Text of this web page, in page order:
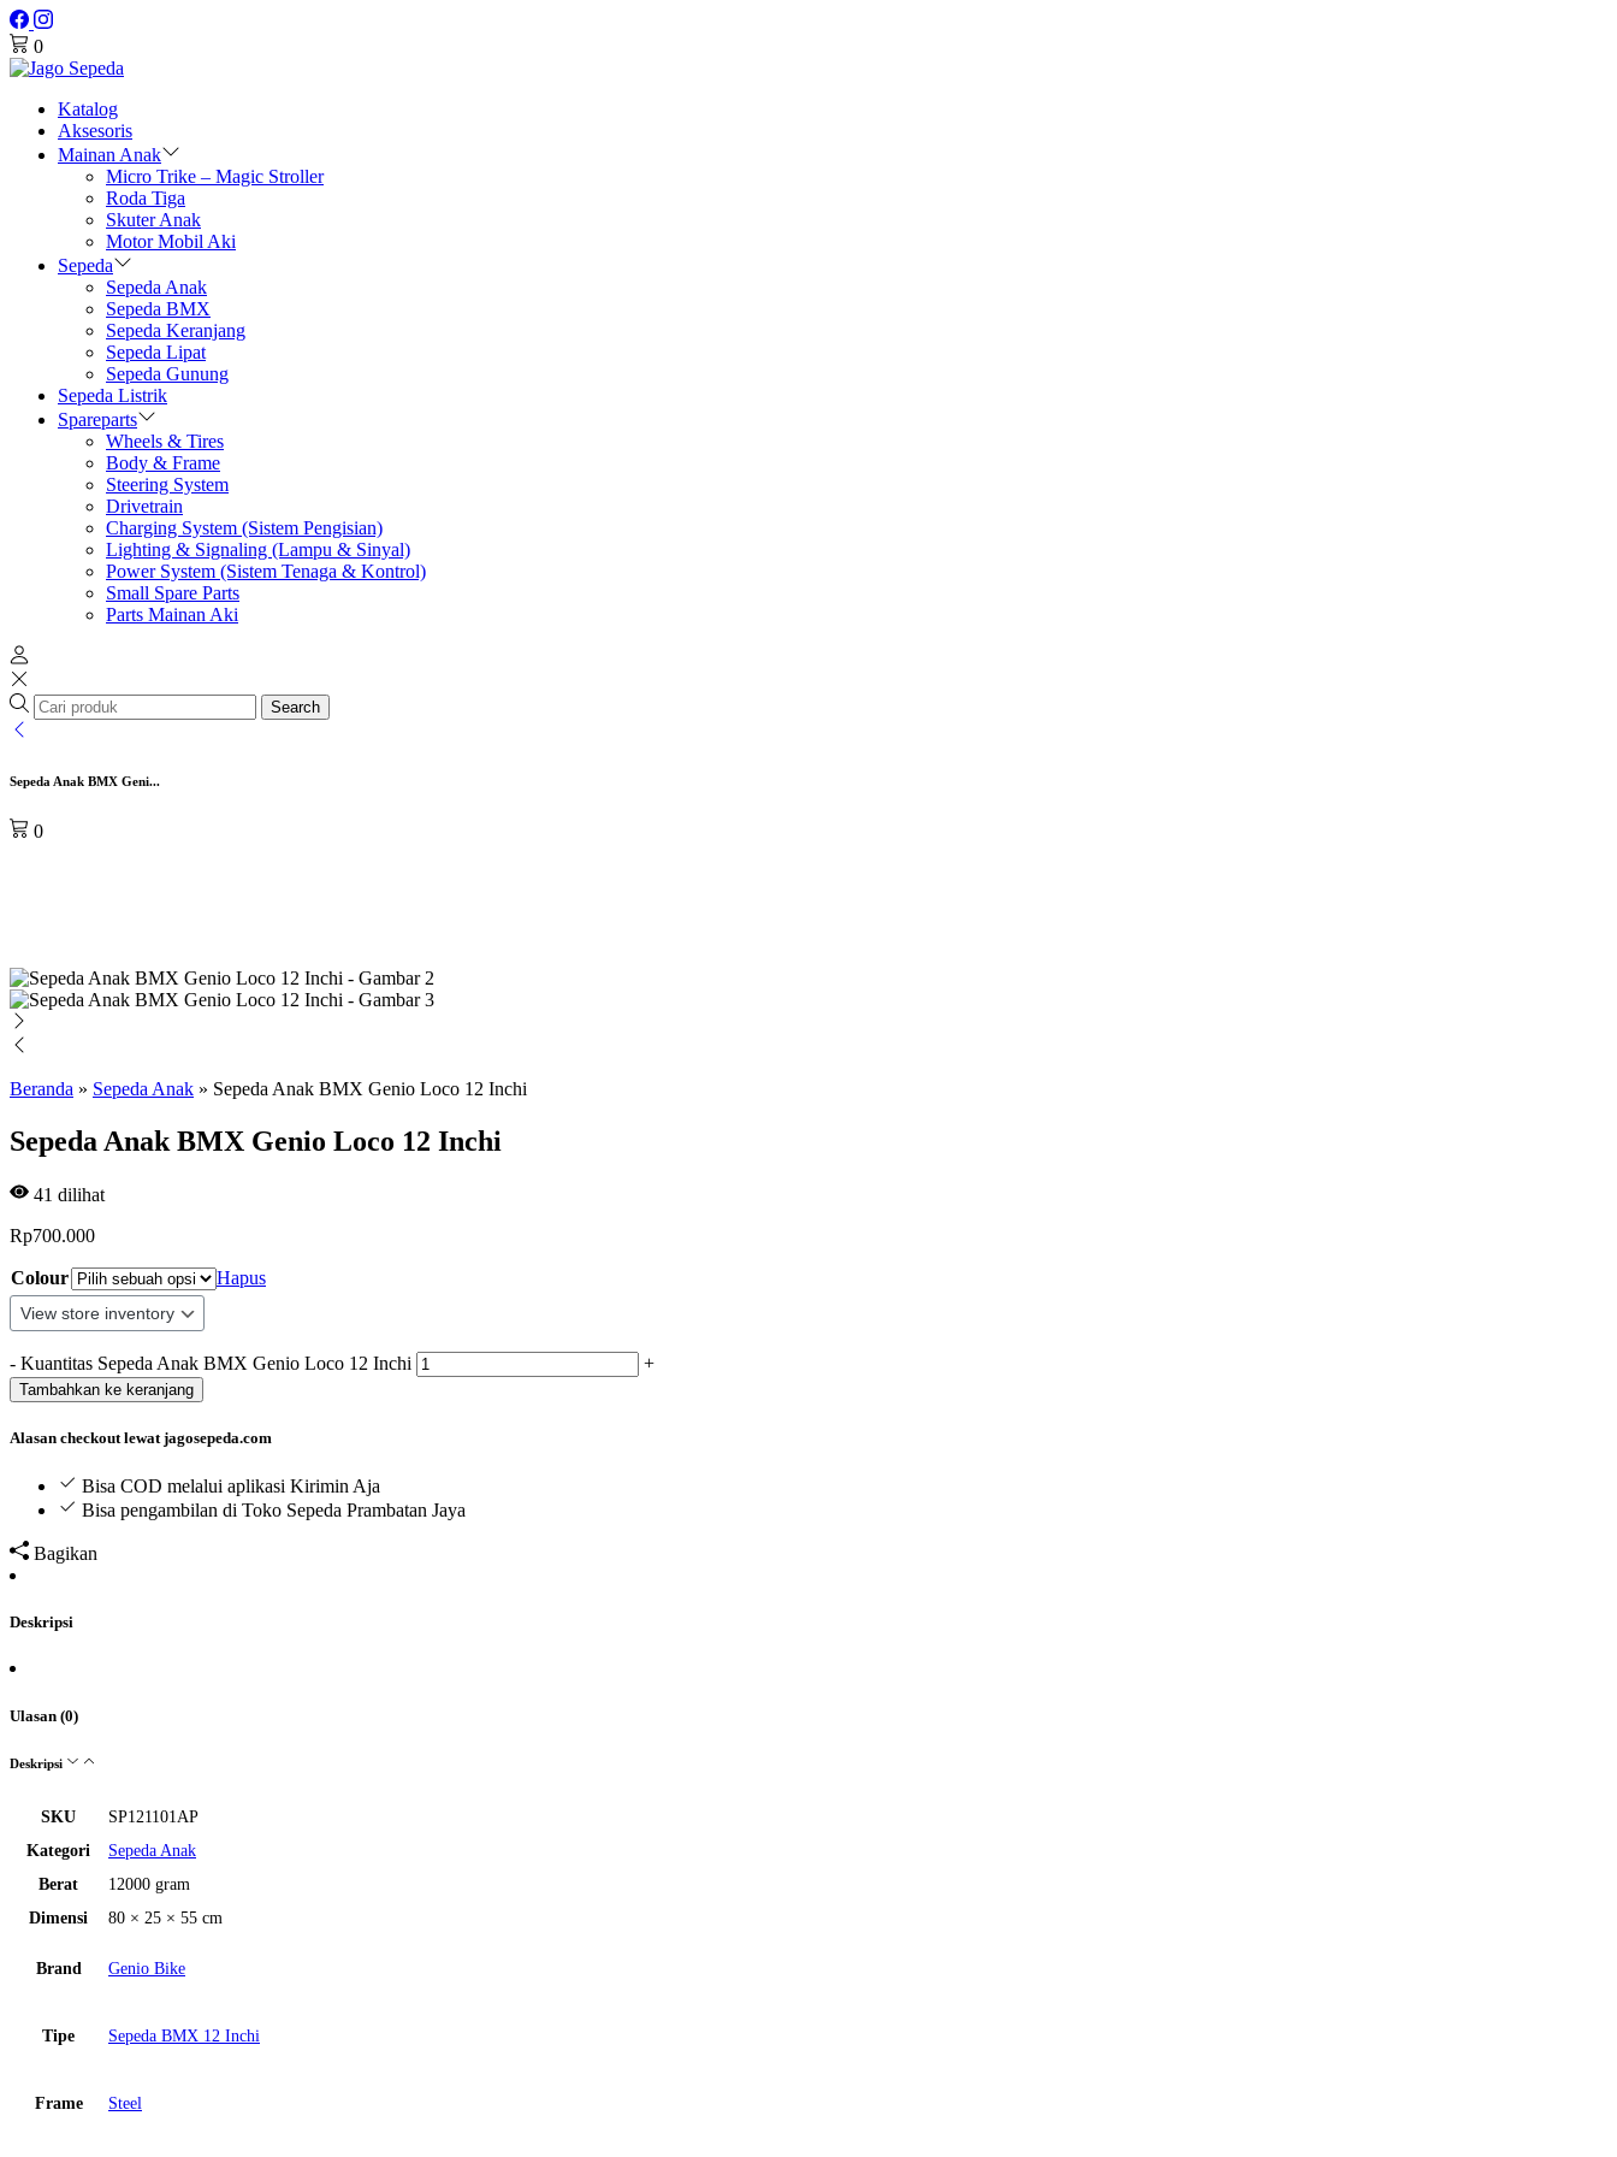
0
Katalog
Aksesoris
Mainan Anak
Micro Trike – Magic Stroller
Roda Tiga
Skuter Anak
Motor Mobil Aki
Sepeda
Sepeda Anak
Sepeda BMX
Sepeda Keranjang
Sepeda Lipat
Sepeda Gunung
Sepeda Listrik
Spareparts
Wheels & Tires
Body & Frame
Steering System
Drivetrain
Charging System (Sistem Pengisian)
Lighting & Signaling (Lampu & Sinyal)
Power System (Sistem Tenaga & Kontrol)
Small Spare Parts
Parts Mainan Aki
Search
Sepeda Anak BMX Geni...
0
Beranda » Sepeda Anak » Sepeda Anak BMX Genio Loco 12 Inchi
Sepeda Anak BMX Genio Loco 12 Inchi
41 dilihat
Rp700.000
Colour Hapus
- Kuantitas Sepeda Anak BMX Genio Loco 12 Inchi +
Tambahkan ke keranjang
Alasan checkout lewat jagosepeda.com
Bisa COD melalui aplikasi Kirimin Aja
Bisa pengambilan di Toko Sepeda Prambatan Jaya
Bagikan
Deskripsi
Ulasan (0)
Deskripsi
SKU
SP121101AP
Kategori
Sepeda Anak
Berat
12000 gram
Dimensi
80 × 25 × 55 cm
Brand Genio Bike
Tipe Sepeda BMX 12 Inchi
Frame Steel